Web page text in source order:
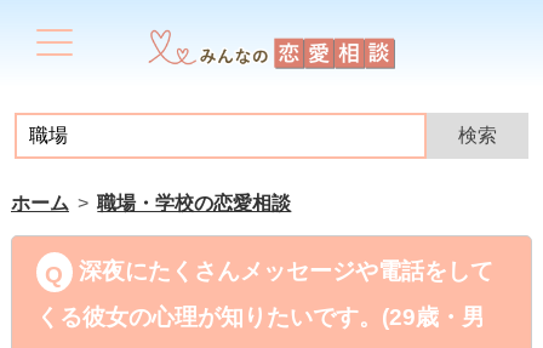
ホーム 職場・学校の恋愛相談
深夜にたくさんメッセージや電話をして
くる彼女の心理が知りたいです。(29歳・男